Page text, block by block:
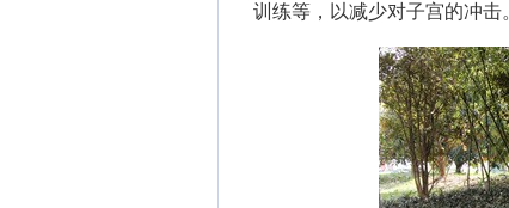
训练等，以减少对子宫的冲击